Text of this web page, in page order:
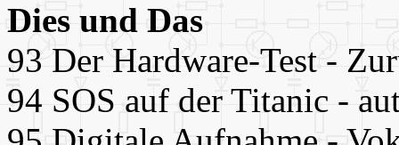
Dies und Das
93 Der Hardware-Test -
94 SOS auf der Titanic -